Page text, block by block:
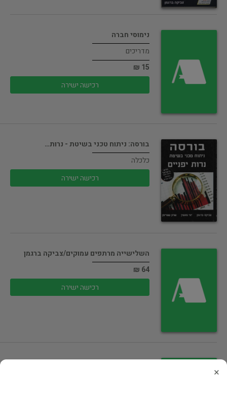
נימוסי חברה
מדריכים
15 ₪
רכישה ישירה
בורסה: ניתוח טכני בשיטת - נרות…
כלכלה
רכישה ישירה
השלישייה מרתפים עמוקים/צביקה ברגמן
64 ₪
רכישה ישירה
נדל'ן למתחילים חשבון הבנק שלך/ברגמן
×